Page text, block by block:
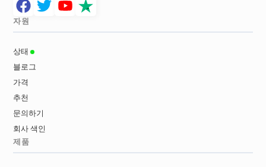
자원
상태
블로그
가격
추천
문의하기
회사 색인
제품